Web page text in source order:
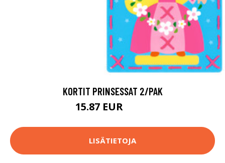
KORTIT PRINSESSAT 2/PAK
15.87 EUR
LISÄTIETOJA